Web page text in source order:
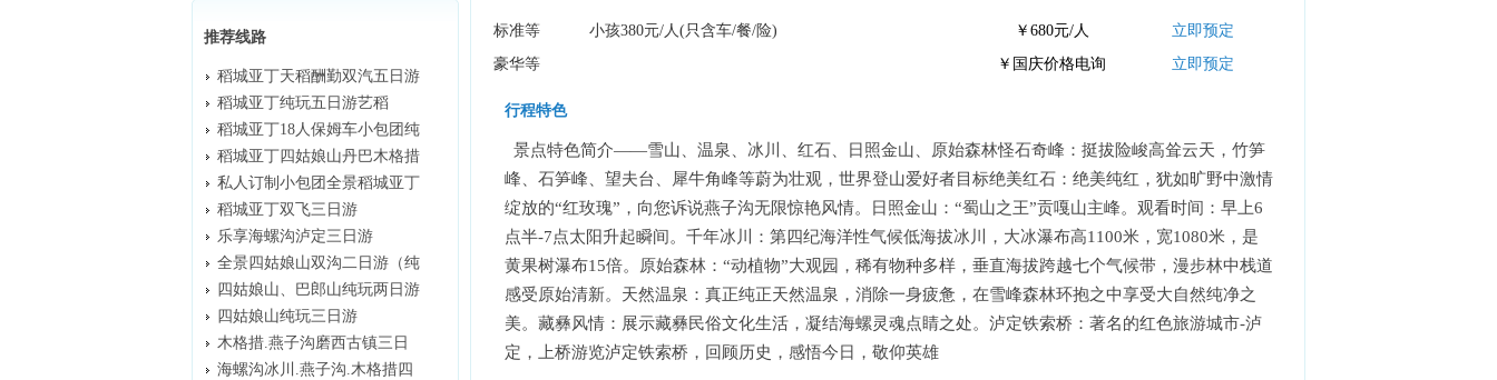
推荐线路
稻城亚丁天稻酬勤双汽五日游
稻城亚丁纯玩五日游艺稻
稻城亚丁18人保姆车小包团纯
稻城亚丁四姑娘山丹巴木格措
私人订制小包团全景稻城亚丁
稻城亚丁双飞三日游
乐享海螺沟泸定三日游
全景四姑娘山双沟二日游（纯
四姑娘山、巴郎山纯玩两日游
四姑娘山纯玩三日游
木格措.燕子沟磨西古镇三日
海螺沟冰川.燕子沟.木格措四
标准等 小孩380元/人(只含车/餐/险) ￥680元/人
立即预定
豪华等
￥国庆价格电询 立即预定
行程特色
景点特色简介——雪山、温泉、冰川、红石、日照金山、原始森林怪石奇峰：挺拔险峻高耸云天，竹笋
峰、石笋峰、望夫台、犀牛角峰等蔚为壮观，世界登山爱好者目标绝美红石：绝美纯红，犹如旷野中激情
绽放的“红玫瑰”，向您诉说燕子沟无限惊艳风情。日照金山：“蜀山之王”贡嘎山主峰。观看时间：早上6
点半-7点太阳升起瞬间。千年冰川：第四纪海洋性气候低海拔冰川，大冰瀑布高1100米，宽1080米，是
黄果树瀑布15倍。原始森林：“动植物”大观园，稀有物种多样，垂直海拔跨越七个气候带，漫步林中栈道
感受原始清新。天然温泉：真正纯正天然温泉，消除一身疲惫，在雪峰森林环抱之中享受大自然纯净之
美。藏彝风情：展示藏彝民俗文化生活，凝结海螺灵魂点睛之处。泸定铁索桥：著名的红色旅游城市-泸
定，上桥游览泸定铁索桥，回顾历史，感悟今日，敬仰英雄